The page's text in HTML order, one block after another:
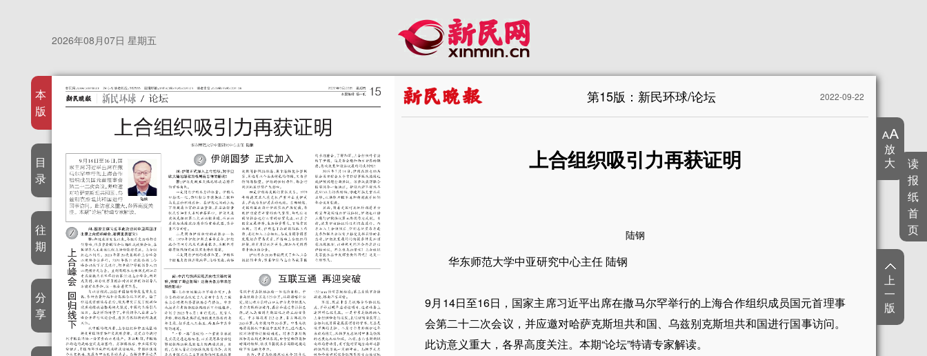
2026年08月07日 星期五
本
版
目
录
往
期
分
享
第15版：新民环球/论坛 2022-09-22
上合组织吸引力再获证明
陆钢
华东师范大学中亚研究中心主任 陆钢
9月14日至16日，国家主席习近平出席在撒马尔罕举行的上海合作组织成员国元首理事
会第二十二次会议，并应邀对哈萨克斯坦共和国、乌兹别克斯坦共和国进行国事访问。
此访意义重大，各界高度关注。本期“论坛”特请专家解读。
放
大
上
一
版
读
报
纸
首
页